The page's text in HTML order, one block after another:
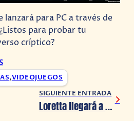
lanzará para PC a través de
para probar tu
críptico?
,VIDEOJUEGOS
SIGUIENTE ENTRADA
Loretta llegará a consolas el 11 de abril